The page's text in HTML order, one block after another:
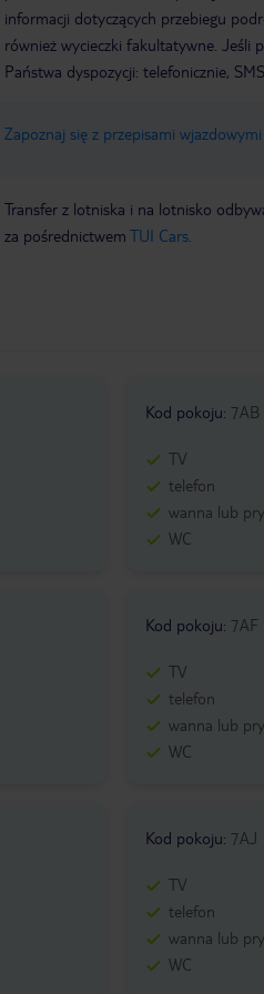
informacji dotyczących przebiegu
również wycieczki fakultatywne. Jeśli
Państwa dyspozycji: telefonicznie,
Zapoznaj się z przepisami
Transfer z lotniska i na lotnisko
za pośrednictwem TUI Cars.
Kod pokoju: 7AB
TV
telefon
wanna lub
WC
Kod pokoju: 7AF
TV
telefon
wanna lub
WC
Kod pokoju: 7AJ
TV
telefon
wanna lub
WC